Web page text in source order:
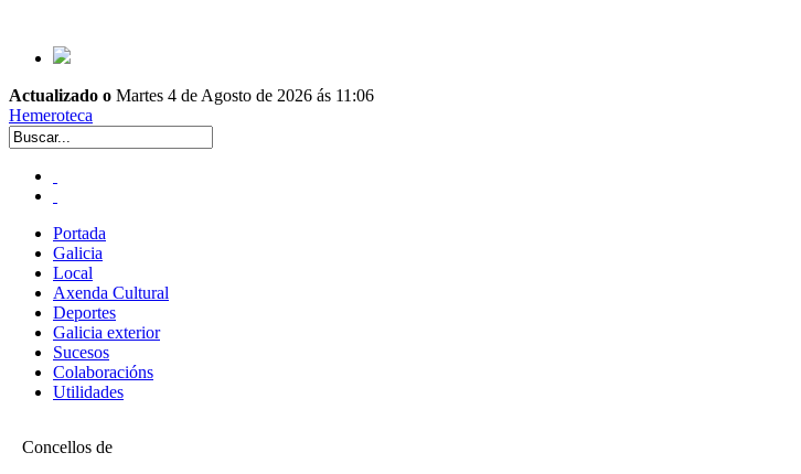
Actualizado o Martes 4 de Agosto de 2026 ás 11:06
Hemeroteca
Portada
Galicia
Local
Axenda Cultural
Deportes
Galicia exterior
Sucesos
Colaboracións
Utilidades
Concellos de